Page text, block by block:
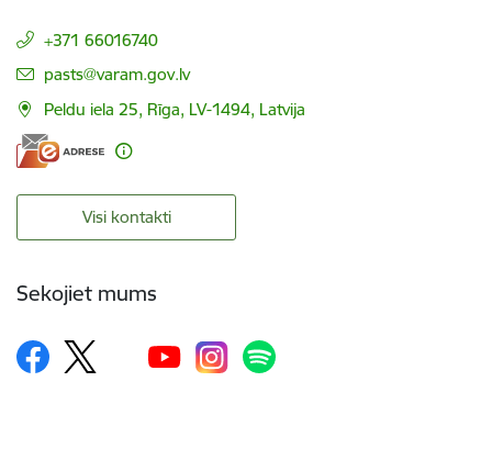
+371 66016740
E-pasts:
pasts@varam.gov.lv
Peldu iela 25, Rīga, LV-1494, Latvija
Visi kontakti
Sekojiet mums